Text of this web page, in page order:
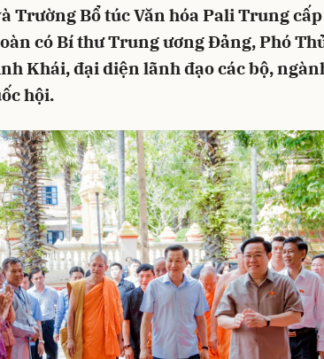
Trường Bổ túc Văn hóa Pali Trung
có Bí thư Trung ương Đảng, Phó
Khái, đại diện lãnh đạo các bộ,
hội.